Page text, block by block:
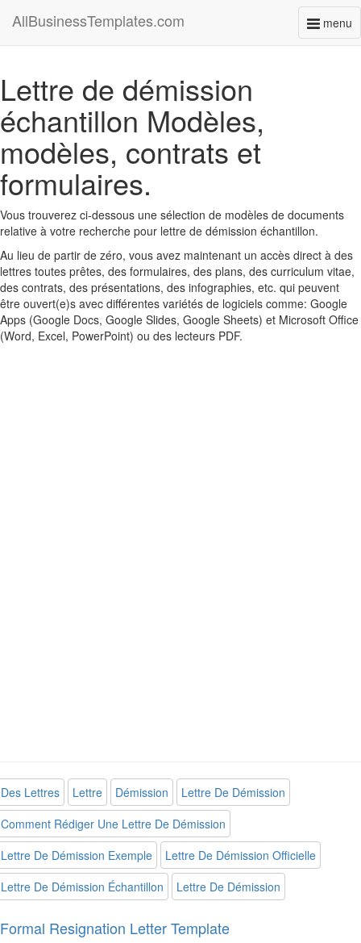
menu
AllBusinessTemplates.com
Lettre de démission
échantillon Modèles,
modèles, contrats et
formulaires.
Vous trouverez ci-dessous une sélection de modèles de documents
relative à votre recherche pour lettre de démission échantillon.
Au lieu de partir de zéro, vous avez maintenant un accès direct à des
lettres toutes prêtes, des formulaires, des plans, des curriculum vitae,
des contrats, des présentations, des infographies, etc. qui peuvent
être ouvert(e)s avec différentes variétés de logiciels comme: Google
Apps (Google Docs, Google Slides, Google Sheets) et Microsoft Office
(Word, Excel, PowerPoint) ou des lecteurs PDF.
Des Lettres Lettre Démission
Lettre De Démission
Comment Rédiger Une Lettre De Démission
Lettre De Démission Exemple
Lettre De Démission Officielle
Lettre De Démission Échantillon
Lettre De Démission
Formal Resignation Letter Template